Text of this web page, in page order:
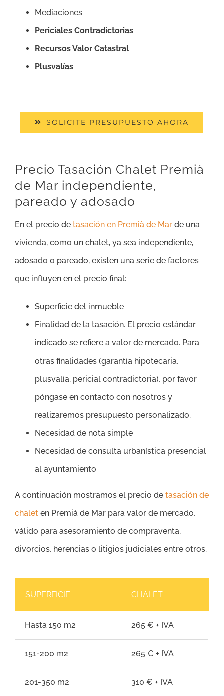
Mediaciones
Periciales Contradictorias
Recursos Valor Catastral
Plusvalías
SOLICITE PRESUPUESTO AHORA
Precio Tasación Chalet Premià
de Mar independiente,
pareado y adosado
En el precio de tasación en Premià de Mar de una
vivienda, como un chalet, ya sea independiente,
adosado o pareado, existen una serie de factores
que influyen en el precio final:
Superficie del inmueble
Finalidad de la tasación. El precio estándar
indicado se refiere a valor de mercado. Para
otras finalidades (garantía hipotecaria,
plusvalía, pericial contradictoria), por favor
póngase en contacto con nosotros y
realizaremos presupuesto personalizado.
Necesidad de nota simple
Necesidad de consulta urbanística presencial
al ayuntamiento
A continuación mostramos el precio de tasación de
chalet en Premià de Mar para valor de mercado,
válido para asesoramiento de compraventa,
divorcios, herencias o litigios judiciales entre otros.
SUPERFICIE CHALET
Hasta 150 m2 265 € + IVA
151-200 m2 265 € + IVA
201-350 m2 310 € + IVA